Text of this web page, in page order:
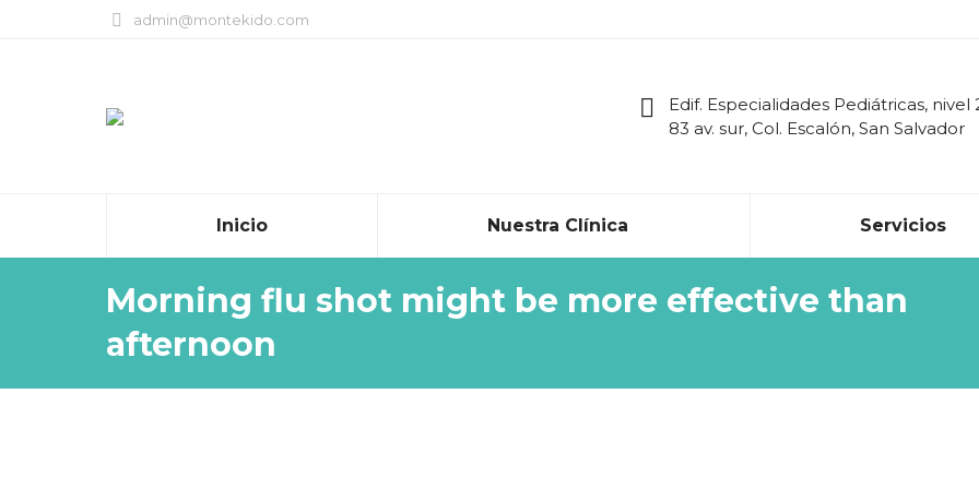
admin@montekido.com
Edif. Especialidades Pediátricas, nivel
83 av. sur, Col. Escalón, San Salvador
Inicio Nuestra Clínica Servicios
Morning flu shot might be more effective than
afternoon